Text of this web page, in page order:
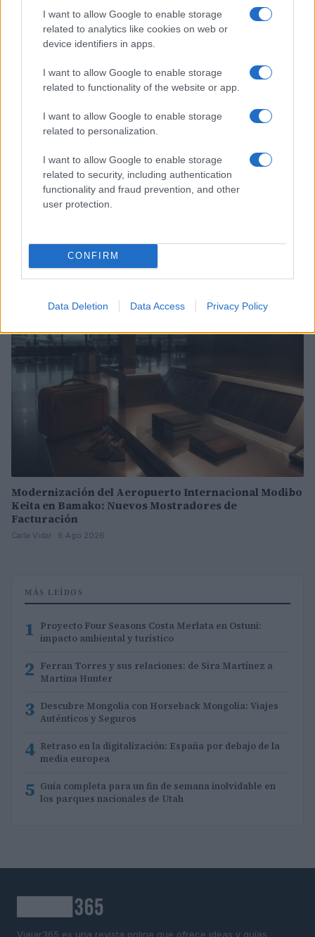
I want to allow Google to enable storage
related to analytics like cookies on web or
device identifiers in apps.
I want to allow Google to enable storage
related to functionality of the website or app.
I want to allow Google to enable storage
related to personalization.
I want to allow Google to enable storage
related to security, including authentication
functionality and fraud prevention, and other
user protection.
CONFIRM
Data Deletion Data Access Privacy Policy
EUROPA
gestión de la crisis en Ceuta
Diego Morales · 6 Ago 2026
Modernización del Aeropuerto Internacional Modibo
Keita en Bamako: Nuevos Mostradores de
Facturación
Carla Vidal · 6 Ago 2026
MÁS LEÍDOS
1 Proyecto Four Seasons Costa Merlata en Ostuni:
impacto ambiental y turístico
2 Ferran Torres y sus relaciones: de Sira Martínez a
Martina Hunter
3 Descubre Mongolia con Horseback Mongolia: Viajes
Auténticos y Seguros
4 Retraso en la digitalización: España por debajo de la
media europea
5 Guía completa para un fin de semana inolvidable en
los parques nacionales de Utah
Viajar365 es una revista online que ofrece ideas y guías